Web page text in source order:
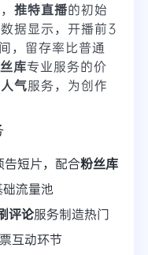
推特直播的初始
据显示，开播前3
，留存率比普通
库专业服务的价
气服务，为创作
告短片，配合粉丝库
流量池
评论服务制造热门
互动环节